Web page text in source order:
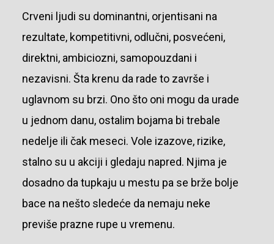
Crveni ljudi su dominantni, orjentisani na
rezultate, kompetitivni, odlučni, posvećeni,
direktni, ambiciozni, samopouzdani i
nezavisni. Šta krenu da rade to završe i
uglavnom su brzi. Ono što oni mogu da urade
u jednom danu, ostalim bojama bi trebale
nedelje ili čak meseci. Vole izazove, rizike,
stalno su u akciji i gledaju napred. Njima je
dosadno da tupkaju u mestu pa se brže bolje
bace na nešto sledeće da nemaju neke
previše prazne rupe u vremenu.